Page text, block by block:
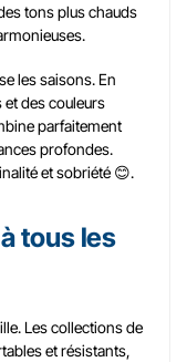
tons plus chauds
les saisons. En
et des couleurs
parfaitement
profondes.
et sobriété 😊.
tous les
Les collections de
et résistants,